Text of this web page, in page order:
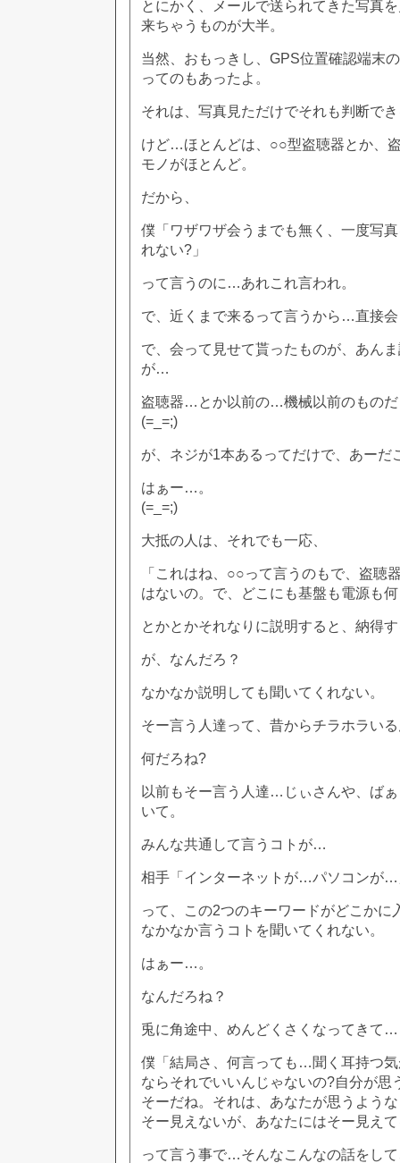
とにかく、メールで送られてきた写真
来ちゃうものが大半。
当然、おもっきし、GPS位置確認端末
ってのもあったよ。
それは、写真見ただけでそれも判断で
けど…ほとんどは、○○型盗聴器とか、
モノがほとんど。
だから、
僕「ワザワザ会うまでも無く、一度写
れない?」
って言うのに…あれこれ言われ。
で、近くまで来るって言うから…直接
で、会って見せて貰ったものが、あん
が…
盗聴器…とか以前の…機械以前のものだ
(=_=;)
が、ネジが1本あるってだけで、あー
はぁー…。
(=_=;)
大抵の人は、それでも一応、
「これはね、○○って言うのもで、盗聴
はないの。で、どこにも基盤も電源も
とかとかそれなりに説明すると、納得
が、なんだろ？
なかなか説明しても聞いてくれない。
そー言う人達って、昔からチラホラい
何だろね?
以前もそー言う人達…じぃさんや、ば
いて。
みんな共通して言うコトが…
相手「インターネットが…パソコンが
って、この2つのキーワードがどこかに
なかなか言うコトを聞いてくれない。
はぁー…。
なんだろね？
兎に角途中、めんどくさくなってきて…
僕「結局さ、何言っても…聞く耳持つ
ならそれでいいんじゃないの?自分が思
そーだね。それは、あなたが思うよう
そー見えないが、あなたにはそー見え
って言う事で…そんなこんなの話をし